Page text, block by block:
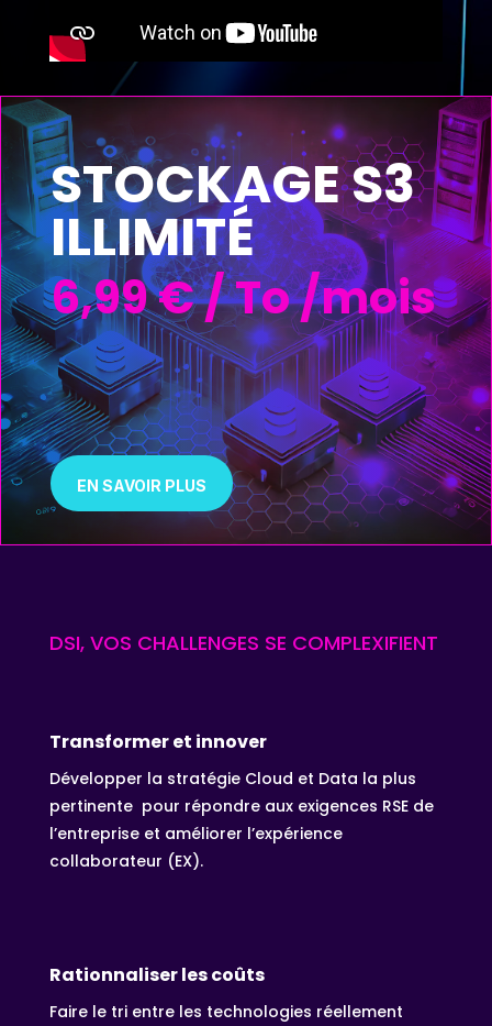
STOCKAGE S3
ILLIMITÉ
6,99 € / To /mois
EN SAVOIR PLUS
DSI, VOS CHALLENGES SE COMPLEXIFIENT
Transformer et innover
Développer la stratégie Cloud et Data la plus
pertinente pour répondre aux exigences RSE de
l’entreprise et améliorer l’expérience
collaborateur (EX).
Rationnaliser les coûts
Faire le tri entre les technologies réellement